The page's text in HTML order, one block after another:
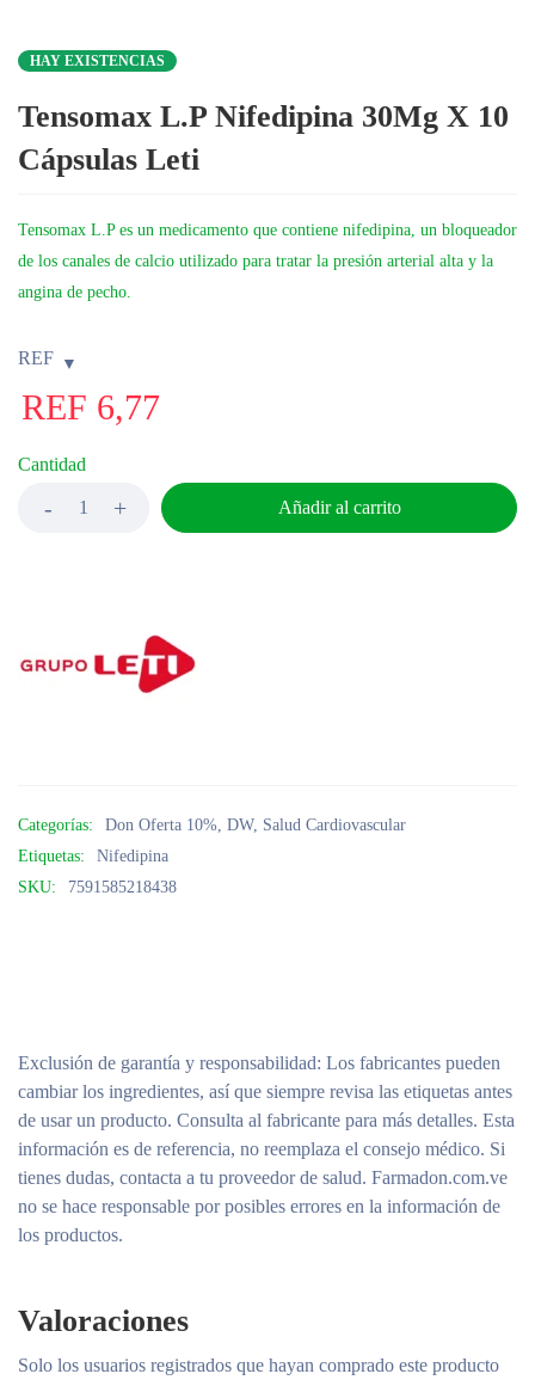
HAY EXISTENCIAS
Tensomax L.P Nifedipina 30Mg X 10
Cápsulas Leti
Tensomax L.P es un medicamento que contiene nifedipina, un bloqueador
de los canales de calcio utilizado para tratar la presión arterial alta y la
angina de pecho.
REF
REF 6,77
Cantidad
Añadir al carrito
Categorías: Don Oferta 10%, DW, Salud Cardiovascular
Etiquetas:
Nifedipina
SKU:
7591585218438
Exclusión de garantía y responsabilidad: Los fabricantes pueden
cambiar los ingredientes, así que siempre revisa las etiquetas antes
de usar un producto. Consulta al fabricante para más detalles. Esta
información es de referencia, no reemplaza el consejo médico. Si
tienes dudas, contacta a tu proveedor de salud. Farmadon.com.ve
no se hace responsable por posibles errores en la información de
los productos.
Valoraciones
Solo los usuarios registrados que hayan comprado este producto